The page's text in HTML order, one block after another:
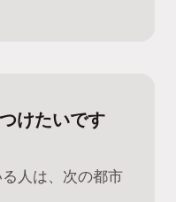
けたいです
人は、次の都市